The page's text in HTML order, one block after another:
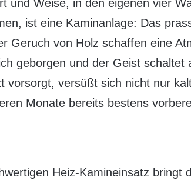
und Weise, in den eigenen vier
ist eine Kaminanlage: Das
Geruch von Holz schaffen eine
geborgen und der Geist schaltet
vorsorgt, versüßt sich nicht nur
Monate bereits bestens
Heiz-Kamineinsatz bringt